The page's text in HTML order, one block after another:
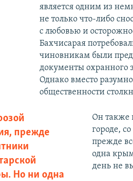
является одним из
не только что-либо
с любовью и
Бахчисарая
чиновникам были
документы охранного
Однако вместо
общественности
прежде
Но ни одна
Он также
городе,
прежде
одна
день не